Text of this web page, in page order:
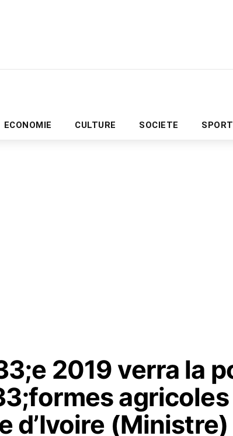
ECONOMIE CULTURE SOCIETE SPORT
2019 verra la
agricoles
d’Ivoire (Ministre)